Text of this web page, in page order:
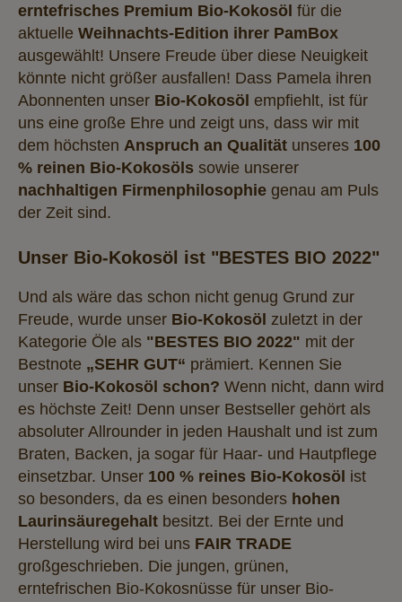
erntefrisches Premium Bio-Kokosöl für die
aktuelle Weihnachts-Edition ihrer PamBox
ausgewählt! Unsere Freude über diese Neuigkeit
könnte nicht größer ausfallen! Dass Pamela ihren
Abonnenten unser Bio-Kokosöl empfiehlt, ist für
uns eine große Ehre und zeigt uns, dass wir mit
dem höchsten Anspruch an Qualität unseres 100
% reinen Bio-Kokosöls sowie unserer
nachhaltigen Firmenphilosophie genau am Puls
der Zeit sind.
Unser Bio-Kokosöl ist "BESTES BIO 2022"
Und als wäre das schon nicht genug Grund zur
Freude, wurde unser Bio-Kokosöl zuletzt in der
Kategorie Öle als "BESTES BIO 2022" mit der
Bestnote „SEHR GUT“ prämiert. Kennen Sie
unser Bio-Kokosöl schon? Wenn nicht, dann wird
es höchste Zeit! Denn unser Bestseller gehört als
absoluter Allrounder in jeden Haushalt und ist zum
Braten, Backen, ja sogar für Haar- und Hautpflege
einsetzbar. Unser 100 % reines Bio-Kokosöl ist
so besonders, da es einen besonders hohen
Laurinsäuregehalt besitzt. Bei der Ernte und
Herstellung wird bei uns FAIR TRADE
großgeschrieben. Die jungen, grünen,
erntefrischen Bio-Kokosnüsse für unser Bio-